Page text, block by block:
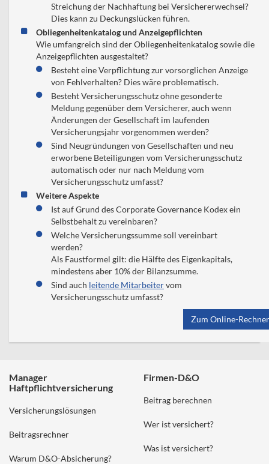
Streichung der Nachhaftung bei Versichererwechsel?
Dies kann zu Deckungslücken führen.
Obliegenheitenkatalog und Anzeigepflichten
Wie umfangreich sind der Obliegenheitenkatalog sowie die
Anzeigepflichten ausgestaltet?
Besteht eine Verpflichtung zur vorsorglichen Anzeige
von Fehlverhalten? Dies wäre problematisch.
Besteht Versicherungsschutz ohne gesonderte
Meldung gegenüber dem Versicherer, auch wenn
Änderungen der Gesellschaft im laufenden
Versicherungsjahr vorgenommen werden?
Sind Neugründungen von Gesellschaften und neu
erworbene Beteiligungen vom Versicherungsschutz
automatisch oder nur nach Meldung vom
Versicherungsschutz umfasst?
Weitere Aspekte
Ist auf Grund des Corporate Governance Kodex ein
Selbstbehalt zu vereinbaren?
Welche Versicherungssumme soll vereinbart
werden?
Als Faustformel gilt: die Hälfte des Eigenkapitals,
mindestens aber 10% der Bilanzsumme.
Sind auch leitende Mitarbeitervom
Versicherungsschutz umfasst?
Zum Online-Rechner
Manager
Haftpflichtversicherung
Versicherungslösungen
Beitragsrechner
Warum D&O-Absicherung?
Firmen-D&O
Beitrag berechnen
Wer ist versichert?
Was ist versichert?